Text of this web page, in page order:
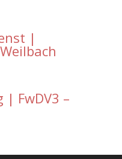
|
| FwDV3 –